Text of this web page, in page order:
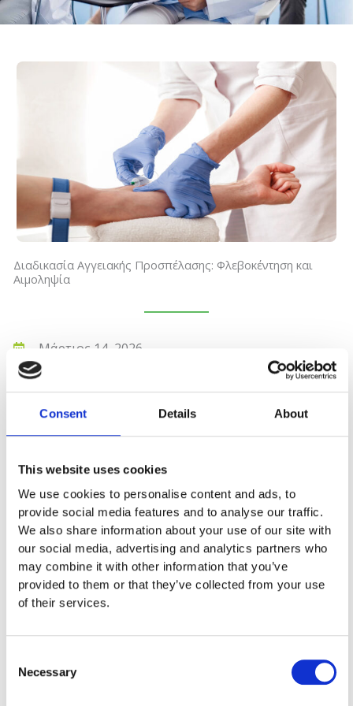
Consent Details About
This website uses cookies
We use cookies to personalise content and ads, to
provide social media features and to analyse our traffic.
We also share information about your use of our site with
our social media, advertising and analytics partners who
may combine it with other information that you’ve
provided to them or that they’ve collected from your use
of their services.
Selection
Necessary
Διαδικασία Αγγειακής Προσπέλασης: Φλεβοκέντηση και
Αιμοληψία
Μάρτιος 14, 2026
Βιβλιοθήκη του Πανεπιστημίου Κύπρου
αίθουσα LRC 019, Λεωφ. Πανεπιστημίου 1 Τ.Θ.
Δρ. Μάριος Γεωργίου
Κλινικό Σεμινάριο
Για εγγραφές
70009903
Πολυεπιχειρησιακό Σεμινάριο